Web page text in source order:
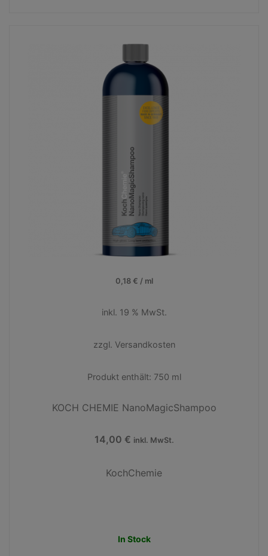
0,18 € / ml
inkl. 19 % MwSt.
zzgl. Versandkosten
Produkt enthält: 750 ml
KOCH CHEMIE NanoMagicShampoo
14,00 € inkl. MwSt.
KochChemie
In Stock